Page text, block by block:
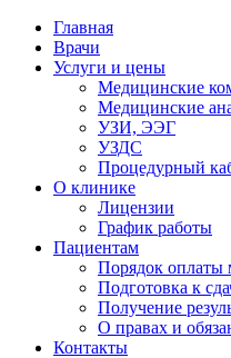
Главная
Врачи
Услуги и цены
Медицинские
Медицинские
УЗИ, ЭЭГ
УЗДС
Процедурный
О клинике
Лицензии
График работы
Пациентам
Порядок оплаты
Подготовка к
Получение
О правах и
Контакты